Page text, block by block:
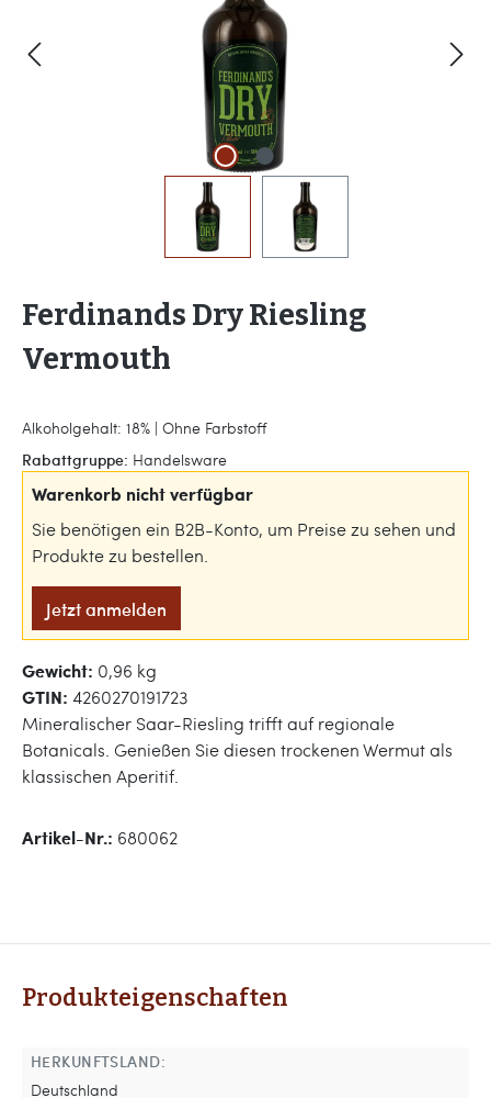
Ferdinands Dry Riesling
Vermouth
Alkoholgehalt: 18% | Ohne Farbstoff
Rabattgruppe: Handelsware
Warenkorb nicht verfügbar
Sie benötigen ein B2B-Konto, um Preise zu sehen und
Produkte zu bestellen.
Jetzt anmelden
Gewicht: 0,96 kg
GTIN: 4260270191723
Mineralischer Saar-Riesling trifft auf regionale
Botanicals. Genießen Sie diesen trockenen Wermut als
klassischen Aperitif.
Artikel-Nr.: 680062
Produkteigenschaften
HERKUNFTSLAND:
Deutschland